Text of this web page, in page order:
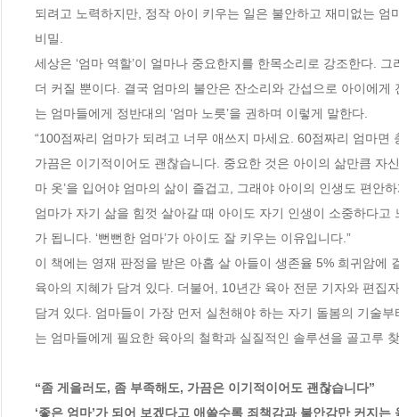
되려고 노력하지만, 정작 아이 키우는 일은 불안하고 재미없는 엄
비밀.
세상은 ‘엄마 역할’이 얼마나 중요한지를 한목소리로 강조한다.
더 커질 뿐이다. 결국 엄마의 불안은 잔소리와 간섭으로 아이에
는 엄마들에게 정반대의 ‘엄마 노릇’을 권하며 이렇게 말한다.
“100점짜리 엄마가 되려고 너무 애쓰지 마세요. 60점짜리 엄마
가끔은 이기적이어도 괜찮습니다. 중요한 것은 아이의 삶만큼 자
마 옷’을 입어야 엄마의 삶이 즐겁고, 그래야 아이의 인생도 편안
엄마가 자기 삶을 힘껏 살아갈 때 아이도 자기 인생이 소중하다
가 됩니다. ‘뻔뻔한 엄마’가 아이도 잘 키우는 이유입니다.”
이 책에는 영재 판정을 받은 아홉 살 아들이 생존율 5% 희귀암에
육아의 지혜가 담겨 있다. 더불어, 10년간 육아 전문 기자와 편집
담겨 있다. 엄마들이 가장 먼저 실천해야 하는 자기 돌봄의 기술
는 엄마들에게 필요한 육아의 철학과 실질적인 솔루션을 골고루
“좀 게을러도, 좀 부족해도, 가끔은 이기적이어도 괜찮습니다”
‘좋은 엄마’가 되어 보겠다고 애쓸수록 죄책감과 불안감만 커지